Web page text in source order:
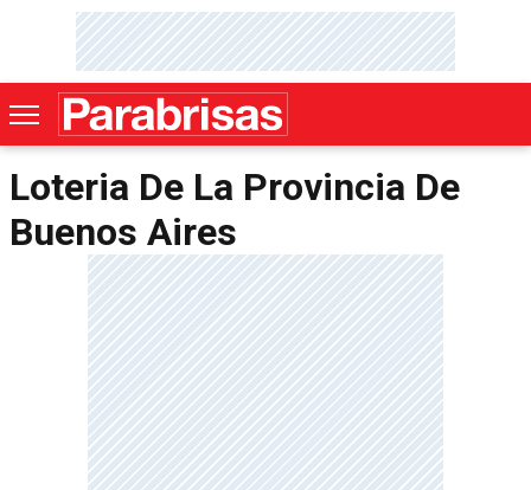
Loteria De La Provincia De
Buenos Aires